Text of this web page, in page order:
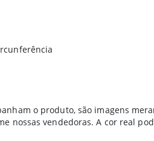
o produto, são imagens
nossas vendedoras. A cor real